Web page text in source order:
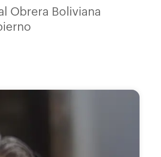
Obrera Boliviana